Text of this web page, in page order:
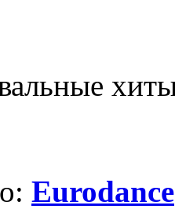
Eurodance